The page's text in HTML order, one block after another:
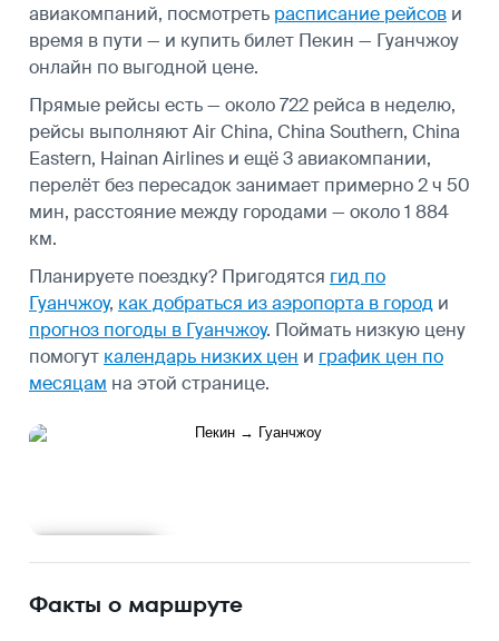
авиакомпаний, посмотреть расписание рейсов и
время в пути — и купить билет Пекин — Гуанчжоу
онлайн по выгодной цене.
Прямые рейсы есть — около 722 рейса в неделю,
рейсы выполняют Air China, China Southern, China
Eastern, Hainan Airlines и ещё 3 авиакомпании,
перелёт без пересадок занимает примерно 2 ч 50
мин, расстояние между городами — около 1 884
км.
Планируете поездку? Пригодятся гид по
Гуанчжоу, как добраться из аэропорта в город и
прогноз погоды в Гуанчжоу. Поймать низкую цену
помогут календарь низких цен и график цен по
месяцам на этой странице.
Факты о маршруте